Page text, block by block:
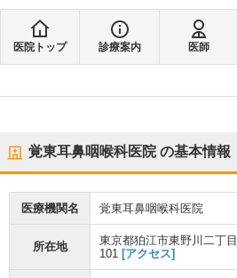
医院トップ 診療案内 医師
覚東耳鼻咽喉科医院の基本情報
医療機関名 覚東耳鼻咽喉科医院
所在地
東京都狛江市東野川二丁
101 [アクセス]